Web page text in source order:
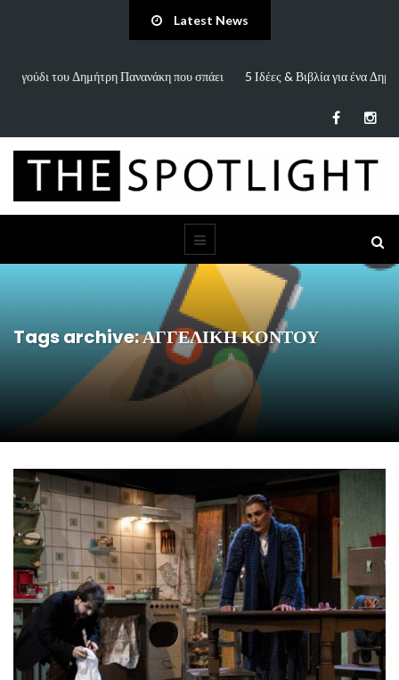
Latest News
5 Ιδέες & Βιβλία για ένα Δημιουργικό Καλοκαίρι Χωρίς Οθόνες (για
Tags archive: ΑΓΓΕΛΙΚΗ ΚΟΝΤΟΥ